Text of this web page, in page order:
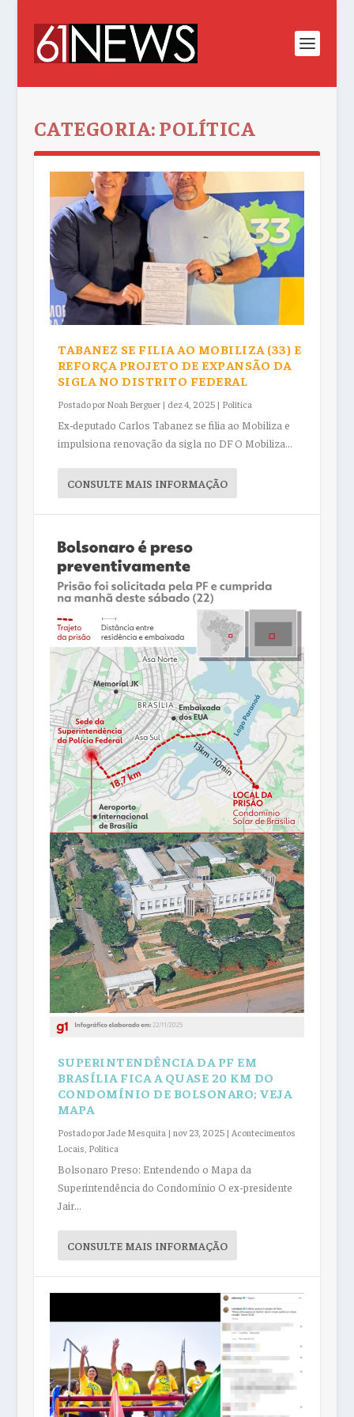
CATEGORIA:POLÍTICA
TABANEZ SE FILIA AO MOBILIZA (33) E
REFORÇA PROJETO DE EXPANSÃO DA
SIGLA NO DISTRITO FEDERAL
Postado porNoah Berguer| dez 4, 2025| Política
Ex-deputado Carlos Tabanez se filia ao Mobiliza e
impulsiona renovação da sigla no DF O Mobiliza...
CONSULTE MAIS INFORMAÇÃO
SUPERINTENDÊNCIA DA PF EM
BRASÍLIA FICA A QUASE 20 KM DO
CONDOMÍNIO DE BOLSONARO; VEJA
MAPA
Postado porJade Mesquita| nov 23, 2025| Acontecimentos
Locais, Política
Bolsonaro Preso: Entendendo o Mapa da
Superintendência do Condomínio O ex-presidente
Jair...
CONSULTE MAIS INFORMAÇÃO